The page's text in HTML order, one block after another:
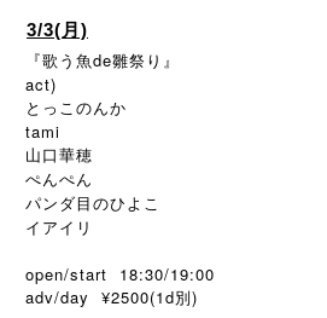
3/3(月)
『歌う魚de雛祭り』
act)
とっこのんか
tami
山口華穂
ぺんぺん
パンダ目のひよこ
イアイリ
open/start 18:30/19:00
adv/day ¥2500(1d別)